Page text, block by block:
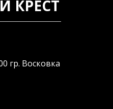
КРЕСТ
гр. Восковка